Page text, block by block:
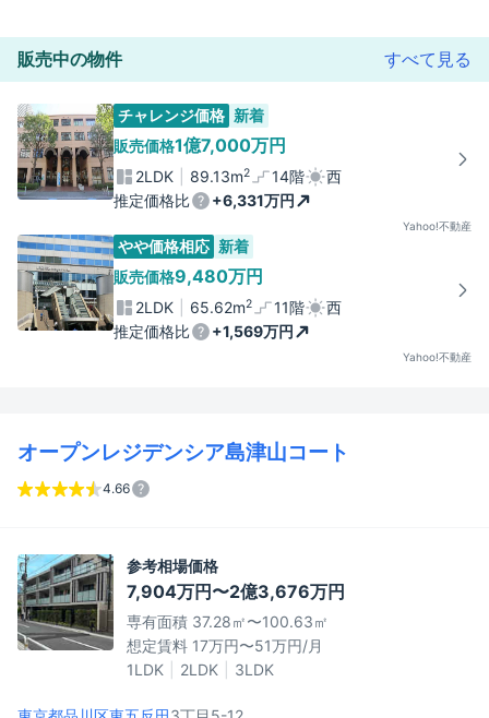
販売中の物件 すべて見る
チャレンジ価格 新着
販売価格1億7,000万円
2LDK 89.13m2 14階
西
推定価格比
+6,331万円
Yahoo!不動産
やや価格相応 新着
販売価格9,480万円
2LDK 65.62m2 11階
西
推定価格比
+1,569万円
Yahoo!不動産
オープンレジデンシア島津山コート
4.66
参考相場価格
7,904万円〜2億3,676万円
専有面積 37.28㎡〜100.63㎡
想定賃料 17万円〜51万円/月
1LDK
2LDK 3LDK